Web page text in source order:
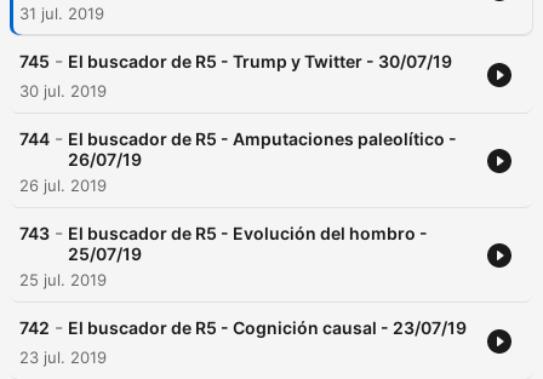
31 jul. 2019
745 - El buscador de R5 - Trump y Twitter - 30/07/19
30 jul. 2019
744 - El buscador de R5 - Amputaciones paleolítico -
26/07/19
26 jul. 2019
743 - El buscador de R5 - Evolución del hombro -
25/07/19
25 jul. 2019
742 - El buscador de R5 - Cognición causal - 23/07/19
23 jul. 2019